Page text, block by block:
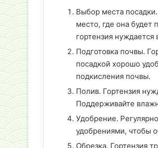
Выбор места
место, где она будет
гортензия нуждается
Подготовка почвы.
посадкой хорошо
подкисления почвы.
Полив. Гортензия
Поддерживайте
Удобрение.
удобрениями, чтобы
Обрезка. Гортензия